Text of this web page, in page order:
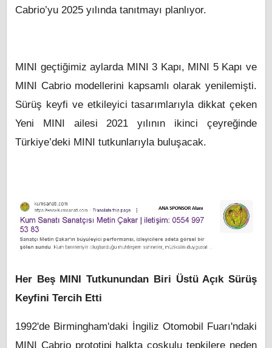
Cabrio’yu 2025 yılında tanıtmayı planlıyor.
MINI geçtiğimiz aylarda MINI 3 Kapı, MINI 5 Kapı ve
MINI Cabrio modellerini kapsamlı olarak yenilemişti.
Sürüş keyfi ve etkileyici tasarımlarıyla dikkat çeken
Yeni MINI ailesi 2021 yılının ikinci çeyreğinde
Türkiye’deki MINI tutkunlarıyla buluşacak.
Her Beş MINI Tutkunundan Biri Üstü Açık Sürüş
Keyfini Tercih Etti
1992'de Birmingham'daki İngiliz Otomobil Fuarı'ndaki
MINI Cabrio prototipi halkta coşkulu tepkilere neden